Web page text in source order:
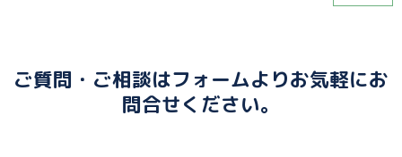
ご質問・ご相談はフォームよりお気軽にお
問合せください。